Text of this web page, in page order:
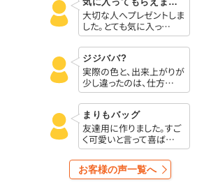
大切な人へプレゼントしま
した。とても気に入っ…
ジジババ?
実際の色と、出来上がりが
少し違ったのは、仕方…
まりもバッグ
友達用に作りました。すご
く可愛いと言って喜ば…
お客様の声一覧へ